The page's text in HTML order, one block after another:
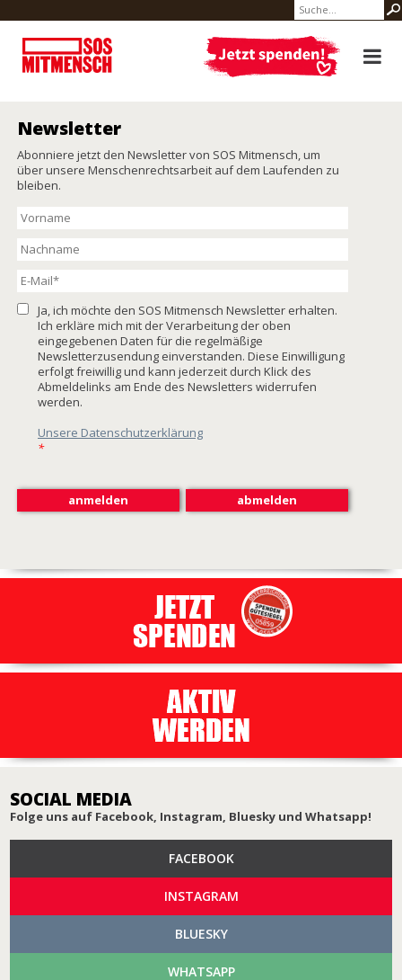
Newsletter
Abonniere jetzt den Newsletter von SOS Mitmensch, um
über unsere Menschenrechtsarbeit auf dem Laufenden zu
bleiben.
Ja, ich möchte den SOS Mitmensch Newsletter erhalten.
Ich erkläre mich mit der Verarbeitung der oben
eingegebenen Daten für die regelmäßige
Newsletterzusendung einverstanden. Diese Einwilligung
erfolgt freiwillig und kann jederzeit durch Klick des
Abmeldelinks am Ende des Newsletters widerrufen
werden.
Unsere Datenschutzerklärung
*
SOCIAL MEDIA
Folge uns auf Facebook, Instagram, Bluesky und Whatsapp!
FACEBOOK
INSTAGRAM
BLUESKY
WHATSAPP